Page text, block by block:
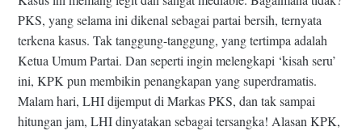
PKS, yang selama ini dikenal sebagai partai bersih, ternyata
terkena kasus. Tak tanggung-tanggung, yang tertimpa adalah
Ketua Umum Partai. Dan seperti ingin melengkapi ‘kisah seru’
ini, KPK pun membikin penangkapan yang superdramatis.
Malam hari, LHI dijemput di Markas PKS, dan tak sampai
hitungan jam, LHI dinyatakan sebagai tersangka! Alasan KPK,